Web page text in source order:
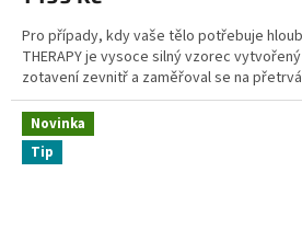
Pro případy, kdy vaše tělo potřebuje
THERAPY je vysoce silný vzorec
zotavení zevnitř a zaměřoval se na
Novinka
Tip